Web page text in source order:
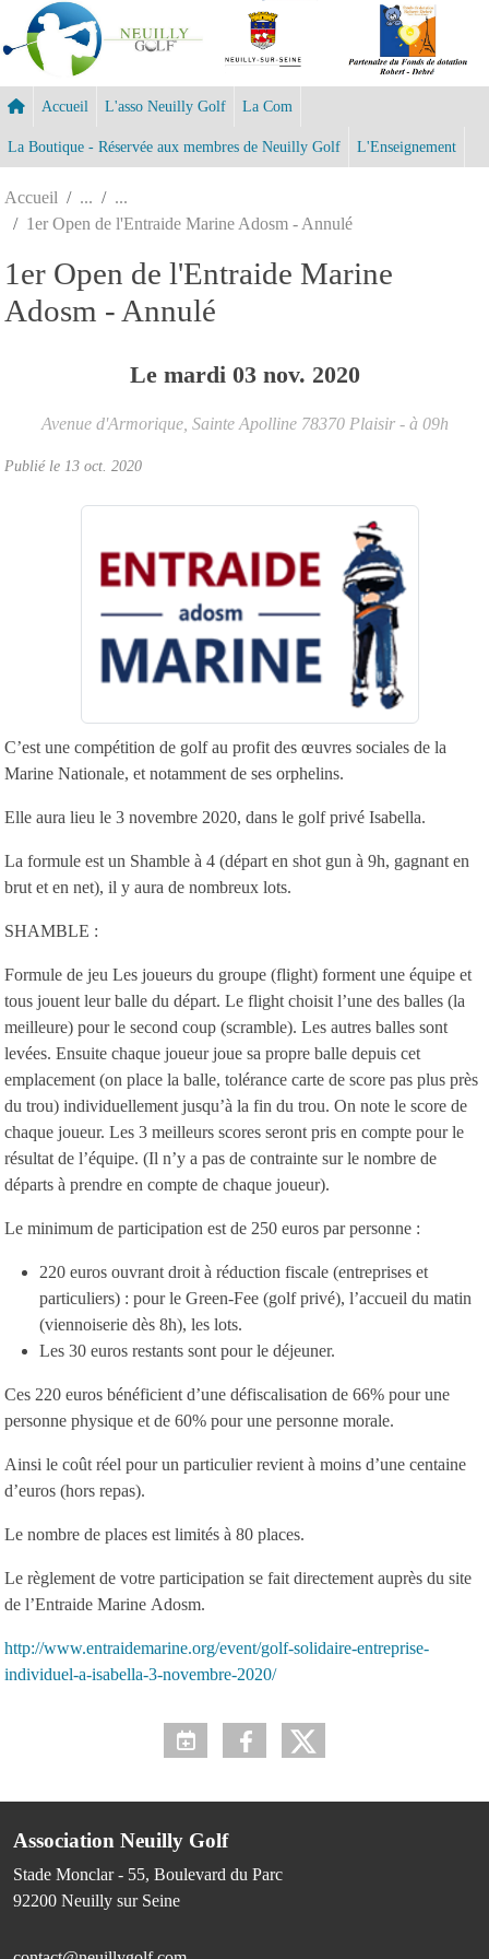
Accueil L'asso Neuilly Golf La Com
La Boutique - Réservée aux membres de Neuilly Golf L'Enseignement
Accueil
1er Open de l'Entraide Marine Adosm - Annulé
1er Open de l'Entraide Marine
Adosm - Annulé
Le mardi 03 nov. 2020
Avenue d'Armorique, Sainte Apolline 78370 Plaisir - à 09h
Publié le 13 oct. 2020
C’est une compétition de golf au profit des œuvres sociales de la
Marine Nationale, et notamment de ses orphelins.
Elle aura lieu le 3 novembre 2020, dans le golf privé Isabella.
La formule est un Shamble à 4 (départ en shot gun à 9h, gagnant en
brut et en net), il y aura de nombreux lots.
SHAMBLE :
Formule de jeu Les joueurs du groupe (flight) forment une équipe et
tous jouent leur balle du départ. Le flight choisit l’une des balles (la
meilleure) pour le second coup (scramble). Les autres balles sont
levées. Ensuite chaque joueur joue sa propre balle depuis cet
emplacement (on place la balle, tolérance carte de score pas plus près
du trou) individuellement jusqu’à la fin du trou. On note le score de
chaque joueur. Les 3 meilleurs scores seront pris en compte pour le
résultat de l’équipe. (Il n’y a pas de contrainte sur le nombre de
départs à prendre en compte de chaque joueur).
Le minimum de participation est de 250 euros par personne :
220 euros ouvrant droit à réduction fiscale (entreprises et
particuliers) : pour le Green-Fee (golf privé), l’accueil du matin
(viennoiserie dès 8h), les lots.
Les 30 euros restants sont pour le déjeuner.
Ces 220 euros bénéficient d’une défiscalisation de 66% pour une
personne physique et de 60% pour une personne morale.
Ainsi le coût réel pour un particulier revient à moins d’une centaine
d’euros (hors repas).
Le nombre de places est limités à 80 places.
Le règlement de votre participation se fait directement auprès du site
de l’Entraide Marine Adosm.
http://www.entraidemarine.org/event/golf-solidaire-entreprise-
individuel-a-isabella-3-novembre-2020/
Association Neuilly Golf
Stade Monclar - 55, Boulevard du Parc
92200 Neuilly sur Seine
Panneau de gestion des cookies